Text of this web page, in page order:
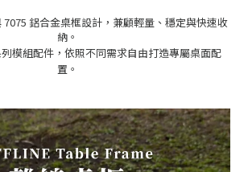
鋁合金桌框設計，兼顧輕量、穩定與快速收
納。
列模組配件，依照不同需求自由打造專屬桌面配
置。